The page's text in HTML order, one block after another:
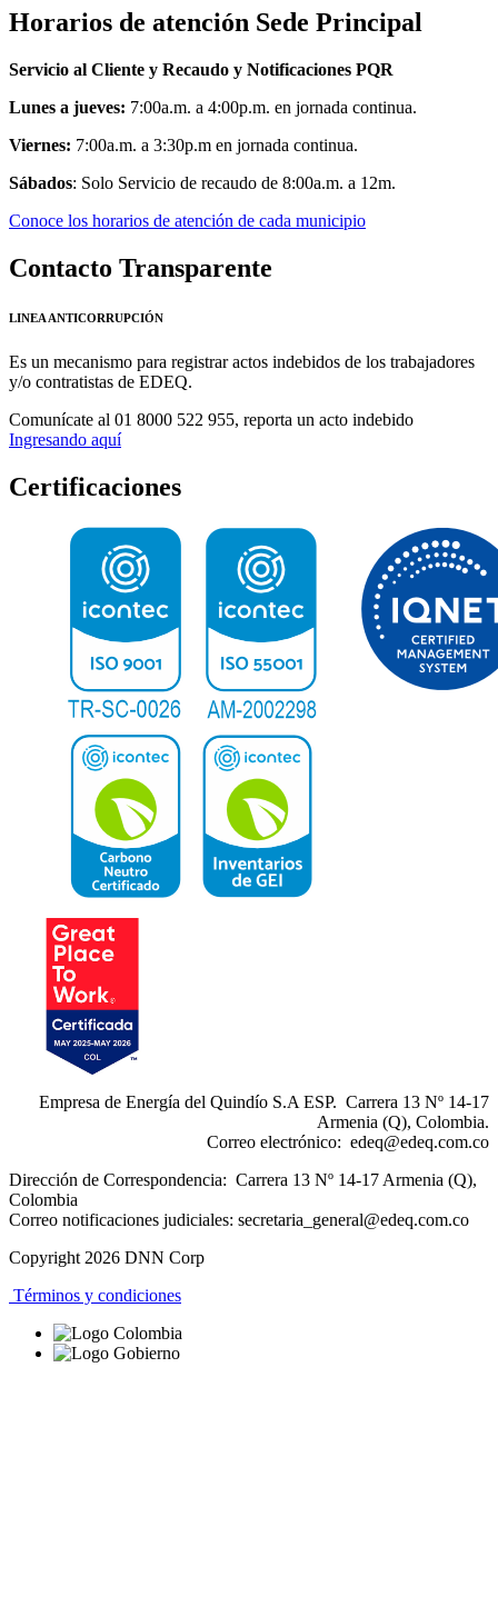
Horarios de atención Sede Principal
Servicio al Cliente y Recaudo y Notificaciones PQR
Lunes a jueves: 7:00a.m. a 4:00p.m. en jornada continua.
Viernes: 7:00a.m. a 3:30p.m en jornada continua.
Sábados: Solo Servicio de recaudo de 8:00a.m. a 12m.
Conoce los horarios de atención de cada municipio
Contacto Transparente
LINEA ANTICORRUPCIÓN
Es un mecanismo para registrar actos indebidos de los trabajadores
y/o contratistas de EDEQ.
Comunícate al 01 8000 522 955, reporta un acto indebido
Ingresando aquí
Certificaciones
Empresa de Energía del Quindío S.A ESP. Carrera 13 Nº 14-17
Armenia (Q), Colombia.
Correo electrónico: edeq@edeq.com.co
Dirección de Correspondencia: Carrera 13 Nº 14-17 Armenia (Q),
Colombia
Correo notificaciones judiciales: secretaria_general@edeq.com.co
Copyright 2026 DNN Corp
Términos y condiciones